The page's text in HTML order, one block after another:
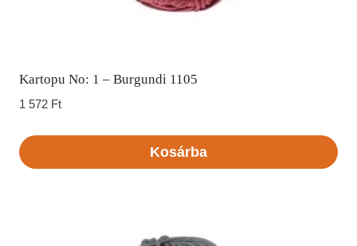
Kartopu No: 1 – Burgundi 1105
1 572 Ft
Kosárba